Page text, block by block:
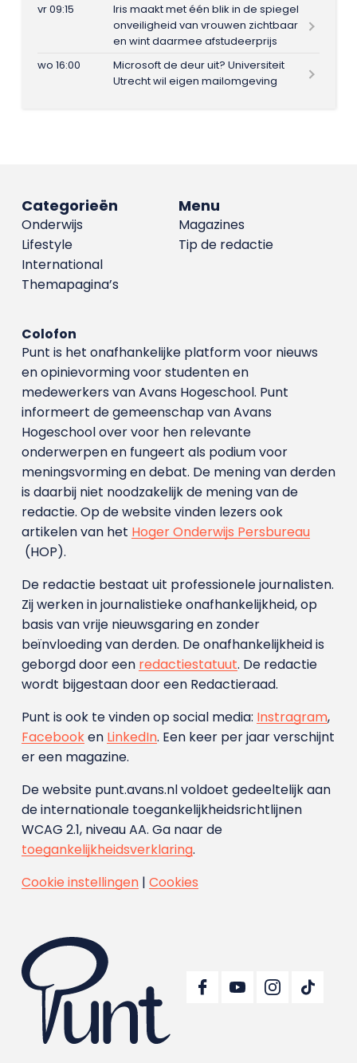
vr 09:15
Iris maakt met één blik in de spiegel
onveiligheid van vrouwen zichtbaar
en wint daarmee afstudeerprijs
wo 16:00
Microsoft de deur uit? Universiteit
Utrecht wil eigen mailomgeving
Menu
Magazines
Tip de redactie
Categorieën
Onderwijs
Lifestyle
International
Themapagina’s
Colofon
Punt is het onafhankelijke platform voor nieuws
en opinievorming voor studenten en
medewerkers van Avans Hoge­school. Punt
informeert de gemeenschap van Avans
Hogeschool over voor hen relevante
onderwerpen en fungeert als podium voor
meningsvorming en debat. De mening van derden
is daarbij niet noodzakelijk de mening van de
redactie. Op de website vinden lezers ook
artikelen van het Hoger Onderwijs Persbureau
(HOP).
De redactie bestaat uit professionele journalisten.
Zij werken in journalistieke onafhankelijkheid, op
basis van vrije nieuwsgaring en zonder
beïnvloeding van derden. De onafhankelijkheid is
geborgd door een redactiestatuut. De redactie
wordt bijgestaan door een Redactieraad.
Punt is ook te vinden op social media: Instragram,
Facebooken LinkedIn. Een keer per jaar verschijnt
er een magazine.
De website punt.avans.nl voldoet gedeeltelijk aan
de internationale toegankelijkheidsrichtlijnen
WCAG 2.1, niveau AA. Ga naar de
toegankelijkheidsverklaring.
Cookie instellingen| Cookies